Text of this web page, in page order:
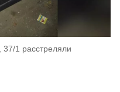
1 расстреляли